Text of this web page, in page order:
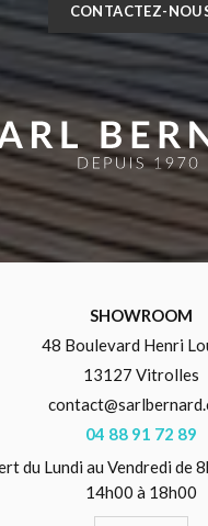
CONTACTEZ-
SHOWROOM
48 Boulevard Henri
13127 Vitrolles
04 88 91 72 89
du Lundi au Vendredi de
14h00 à 18h00